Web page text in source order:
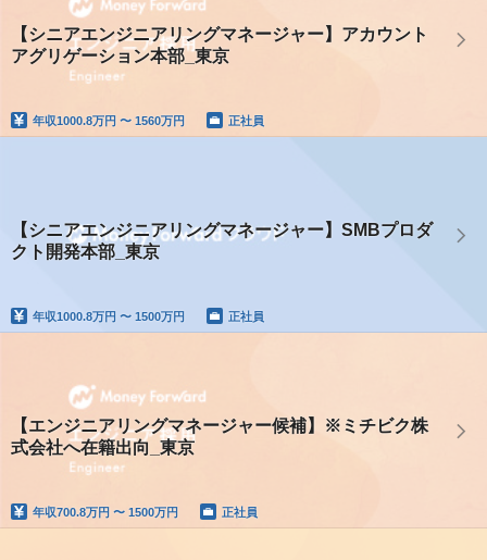
【シニアエンジニアリングマネージャー】アカウント
アグリゲーション本部_東京
年収1000.8万円 〜 1560万円 正社員
【シニアエンジニアリングマネージャー】SMBプロダ
クト開発本部_東京
年収1000.8万円 〜 1500万円 正社員
【エンジニアリングマネージャー候補】※ミチビク株
式会社へ在籍出向_東京
年収700.8万円 〜 1500万円 正社員